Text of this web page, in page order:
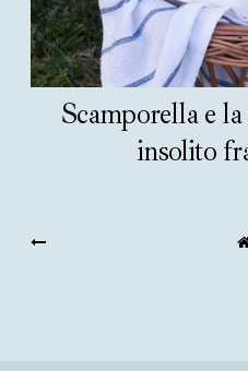
Scamporella e
insolito